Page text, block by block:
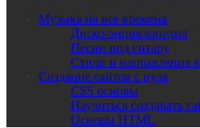
Музыка на все времена
Диско-энциклопедия
Песни под гитару
Стили и направления
Создание сайтов с нуля
CSS основы
Научиться создавать
Основы HTML